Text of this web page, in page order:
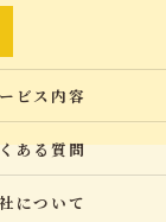
ビス内容
ある質問
について